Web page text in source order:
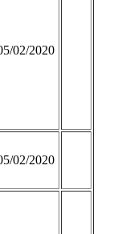
02/2020
02/2020